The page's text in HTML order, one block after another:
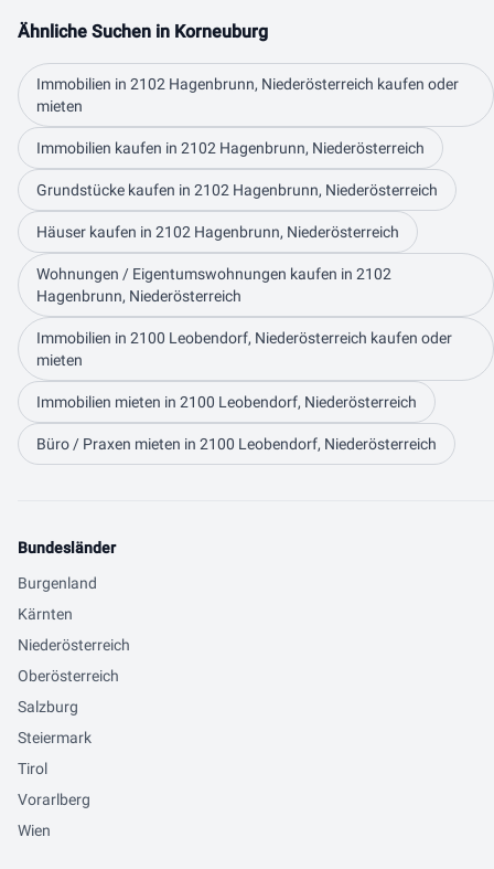
Ähnliche Suchen in Korneuburg
Immobilien in 2102 Hagenbrunn, Niederösterreich kaufen oder
mieten
Immobilien kaufen in 2102 Hagenbrunn, Niederösterreich
Grundstücke kaufen in 2102 Hagenbrunn, Niederösterreich
Häuser kaufen in 2102 Hagenbrunn, Niederösterreich
Wohnungen / Eigentumswohnungen kaufen in 2102
Hagenbrunn, Niederösterreich
Immobilien in 2100 Leobendorf, Niederösterreich kaufen oder
mieten
Immobilien mieten in 2100 Leobendorf, Niederösterreich
Büro / Praxen mieten in 2100 Leobendorf, Niederösterreich
Bundesländer
Burgenland
Kärnten
Niederösterreich
Oberösterreich
Salzburg
Steiermark
Tirol
Vorarlberg
Wien